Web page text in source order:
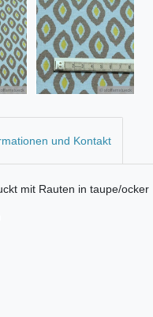
und Kontakt
mit Rauten in taupe/ocker